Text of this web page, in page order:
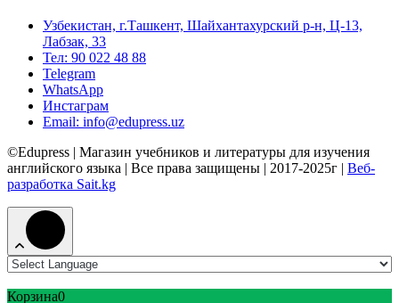
Узбекистан, г.Ташкент, Шайхантахурский р-н, Ц-13,
Лабзак, 33
Тел: 90 022 48 88
Telegram
WhatsApp
Инстаграм
Email: info@edupress.uz
©Edupress | Магазин учебников и литературы для изучения
английского языка | Все права защищены | 2017-2025г | Веб-
разработка Sait.kg
Корзина0